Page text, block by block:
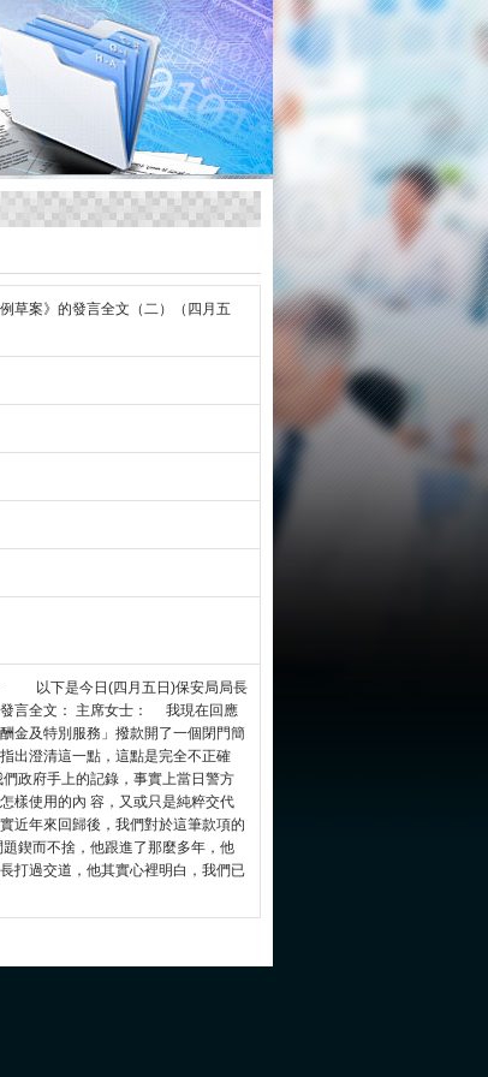
草案》的發言全文（二）（四月五
以下是今日(四月五日)保安局局長
發言全文： 主席女士： 我現在回應
金及特別服務」撥款開了一個閉門簡
出澄清這一點，這點是完全不正確
府手上的記錄，事實上當日警方
樣使用的內 容，又或只是純粹交代
近年來回歸後，我們對於這筆款項的
鍥而不捨，他跟進了那麼多年，他
打過交道，他其實心裡明白，我們已